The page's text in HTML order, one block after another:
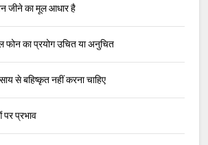
जीने का मूल आधार है
फोन का प्रयोग उचित या अनुचित
से बहिष्कृत नहीं करना चाहिए
पर प्रभाव